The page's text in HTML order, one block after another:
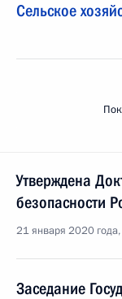
Сельское
Утверждена
безопасности
21 января 2020
Заседание